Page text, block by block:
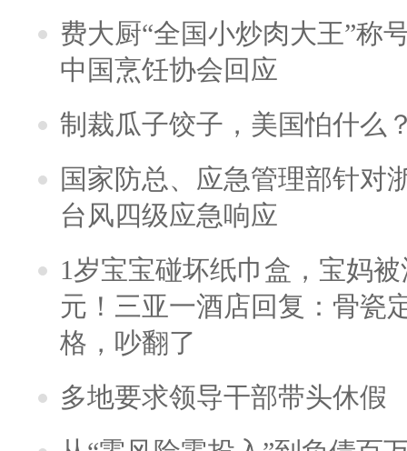
费大厨“全国小炒肉大王”称
中国烹饪协会回应
制裁瓜子饺子，美国怕什么
国家防总、应急管理部针对
台风四级应急响应
1岁宝宝碰坏纸巾盒，宝妈
元！三亚一酒店回复：骨瓷
格，吵翻了
多地要求领导干部带头休假